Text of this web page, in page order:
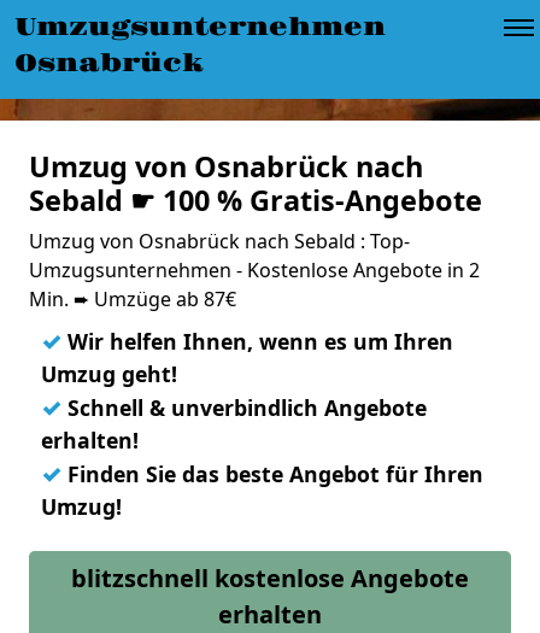
Umzugsunternehmen
Osnabrück
Umzug von Osnabrück nach
Sebald ☛ 100 % Gratis-Angebote
Umzug von Osnabrück nach Sebald : Top-
Umzugsunternehmen - Kostenlose Angebote in 2
Min. ➨ Umzüge ab 87€
✓ Wir helfen Ihnen, wenn es um Ihren
Umzug geht!
✓ Schnell & unverbindlich Angebote
erhalten!
✓ Finden Sie das beste Angebot für Ihren
Umzug!
blitzschnell kostenlose Angebote
erhalten